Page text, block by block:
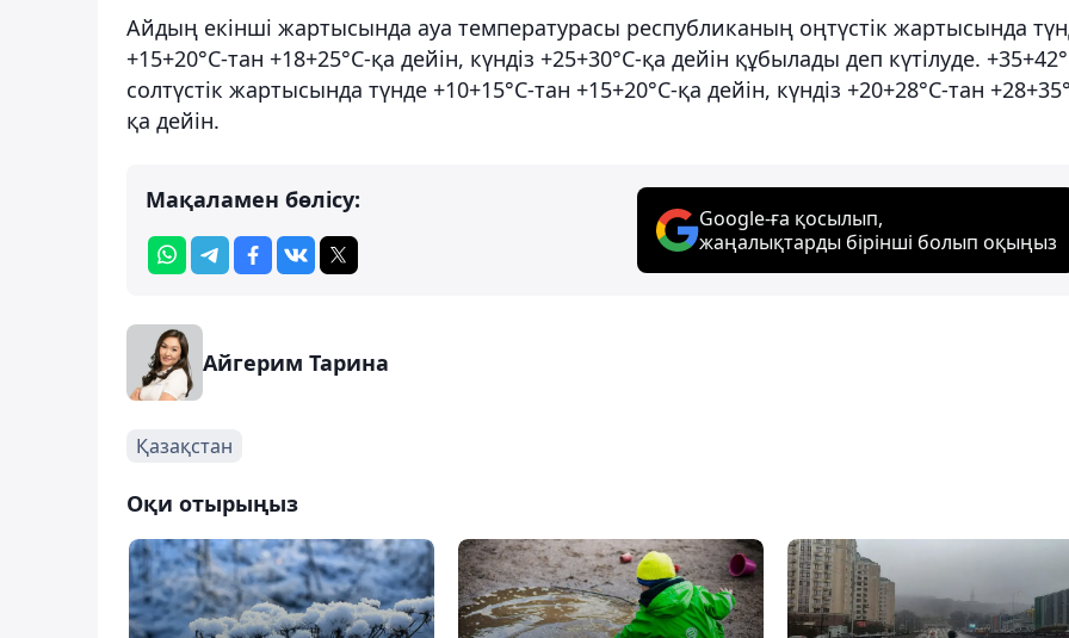
Айдың екінші жартысында ауа температурасы республиканың оңтүстік жартысында
+15+20°С-тан +18+25°С-қа дейін, күндіз +25+30°С-қа дейін құбылады деп күтілуде.
солтүстік жартысында түнде +10+15°С-тан +15+20°С-қа дейін, күндіз +20+28°С-тан
қа дейін.
Мақаламен бөлісу:
Google-ға қосылып,
жаңалықтарды бірінші болып оқыңыз
Айгерим Тарина
Қазақстан
Оқи отырыңыз